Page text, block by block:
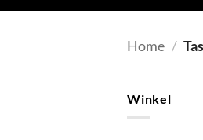
Home /
Winkel